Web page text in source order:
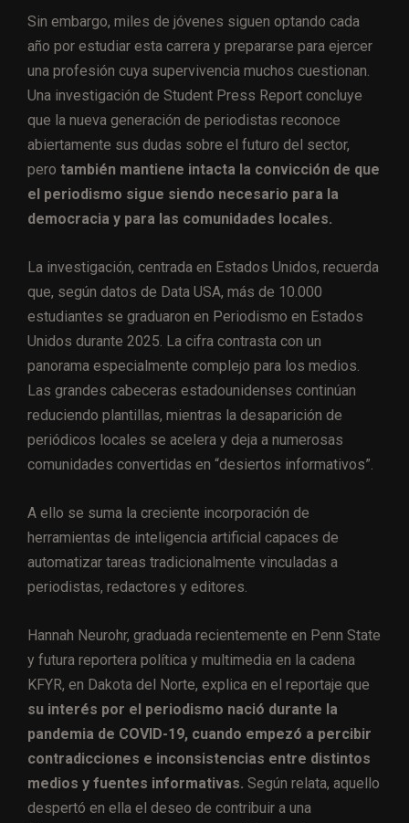
Sin embargo, miles de jóvenes siguen optando cada
año por estudiar esta carrera y prepararse para ejercer
una profesión cuya supervivencia muchos cuestionan.
Una investigación de Student Press Report concluye
que la nueva generación de periodistas reconoce
abiertamente sus dudas sobre el futuro del sector,
pero también mantiene intacta la convicción de que
el periodismo sigue siendo necesario para la
democracia y para las comunidades locales.
La investigación, centrada en Estados Unidos, recuerda
que, según datos de Data USA, más de 10.000
estudiantes se graduaron en Periodismo en Estados
Unidos durante 2025. La cifra contrasta con un
panorama especialmente complejo para los medios.
Las grandes cabeceras estadounidenses continúan
reduciendo plantillas, mientras la desaparición de
periódicos locales se acelera y deja a numerosas
comunidades convertidas en “desiertos informativos”.
A ello se suma la creciente incorporación de
herramientas de inteligencia artificial capaces de
automatizar tareas tradicionalmente vinculadas a
periodistas, redactores y editores.
Hannah Neurohr, graduada recientemente en Penn State
y futura reportera política y multimedia en la cadena
KFYR, en Dakota del Norte, explica en el reportaje que
su interés por el periodismo nació durante la
pandemia de COVID-19, cuando empezó a percibir
contradicciones e inconsistencias entre distintos
medios y fuentes informativas. Según relata, aquello
despertó en ella el deseo de contribuir a una